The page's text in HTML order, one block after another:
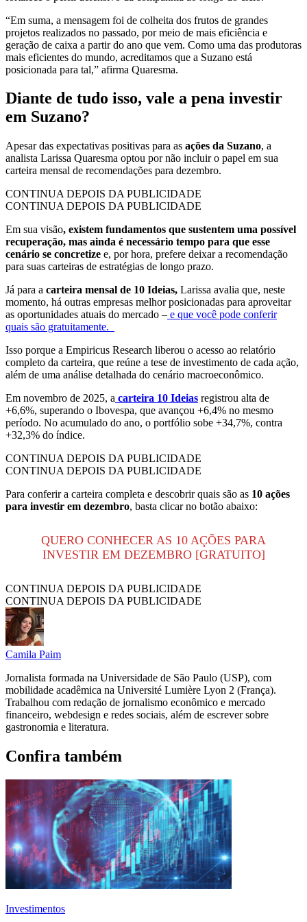
“Em suma, a mensagem foi de colheita dos frutos de grandes
projetos realizados no passado, por meio de mais eficiência e
geração de caixa a partir do ano que vem. Como uma das produtoras
mais eficientes do mundo, acreditamos que a Suzano está
posicionada para tal,” afirma Quaresma.
Diante de tudo isso, vale a pena investir
em Suzano?
Apesar das expectativas positivas para as ações da Suzano, a
analista Larissa Quaresma optou por não incluir o papel em sua
carteira mensal de recomendações para dezembro.
CONTINUA DEPOIS DA PUBLICIDADE
CONTINUA DEPOIS DA PUBLICIDADE
Em sua visão, existem fundamentos que sustentem uma possível
recuperação, mas ainda é necessário tempo para que esse
cenário se concretize e, por hora, prefere deixar a recomendação
para suas carteiras de estratégias de longo prazo.
Já para a carteira mensal de 10 Ideias, Larissa avalia que, neste
momento, há outras empresas melhor posicionadas para aproveitar
as oportunidades atuais do mercado – e que você pode conferir
quais são gratuitamente.
Isso porque a Empiricus Research liberou o acesso ao relatório
completo da carteira, que reúne a tese de investimento de cada ação,
além de uma análise detalhada do cenário macroeconômico.
Em novembro de 2025, a carteira 10 Ideias registrou alta de
+6,6%, superando o Ibovespa, que avançou +6,4% no mesmo
período. No acumulado do ano, o portfólio sobe +34,7%, contra
+32,3% do índice.
CONTINUA DEPOIS DA PUBLICIDADE
CONTINUA DEPOIS DA PUBLICIDADE
Para conferir a carteira completa e descobrir quais são as 10 ações
para investir em dezembro, basta clicar no botão abaixo:
QUERO CONHECER AS 10 AÇÕES PARA
INVESTIR EM DEZEMBRO [GRATUITO]
CONTINUA DEPOIS DA PUBLICIDADE
CONTINUA DEPOIS DA PUBLICIDADE
Camila Paim
Jornalista formada na Universidade de São Paulo (USP), com
mobilidade acadêmica na Université Lumière Lyon 2 (França).
Trabalhou com redação de jornalismo econômico e mercado
financeiro, webdesign e redes sociais, além de escrever sobre
gastronomia e literatura.
Confira também
Investimentos